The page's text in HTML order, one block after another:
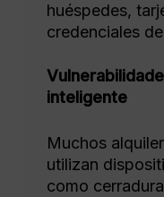
huéspedes,
credenciales
inteligente
Muchos
utilizan
como